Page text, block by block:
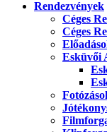
Rendezvények
Céges
Céges
Esküvői